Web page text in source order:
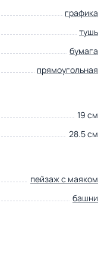
графика
тушь
бумага
прямоугольная
19 см
28.5 см
пейзаж с маяком
башни